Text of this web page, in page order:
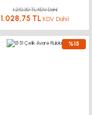
1.210,30 TL KDV Dahil
1.028,75 TL KDV Dahil
%15